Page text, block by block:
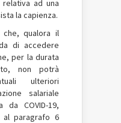
ad una
la capienza.
qualora il
di accedere
per la durata
non potrà
ulteriori
salariale
da COVID-19,
paragrafo 6